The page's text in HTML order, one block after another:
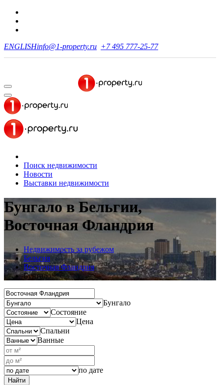
ENGLISHinfo@1-property.ru +7 495 777-25-77
Поиск недвижимости
Новости
Выставки недвижимости
Бунгало в Бельгии,
Восточная Фландрия
Недвижимость за рубежом
Бельгия
Восточная Фландрия
Бунгало
Бунгало
Состояние
Цена
Спальни
Ванные
по дате
Найти